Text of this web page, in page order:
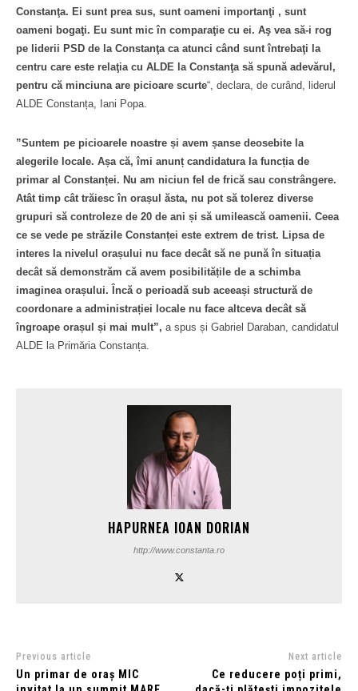
Constanţa. Ei sunt prea sus, sunt oameni importanţi , sunt
oameni bogaţi. Eu sunt mic în comparaţie cu ei. Aş vea să-i rog
pe liderii PSD de la Constanţa ca atunci când sunt întrebaţi la
centru care este relaţia cu ALDE la Constanţa să spună adevărul,
pentru că minciuna are picioare scurte“, declara, de curând, liderul
ALDE Constanța, Iani Popa.
”Suntem pe picioarele noastre și avem șanse deosebite la
alegerile locale. Așa că, îmi anunț candidatura la funcția de
primar al Constanței. Nu am niciun fel de frică sau constrângere.
Atât timp cât trăiesc în orașul ăsta, nu pot să tolerez diverse
grupuri să controleze de 20 de ani și să umilească oamenii. Ceea
ce se vede pe străzile Constanței este extrem de trist. Lipsa de
interes la nivelul orașului nu face decât să ne pună în situația
decât să demonstrăm că avem posibilitățile de a schimba
imaginea orașului. Încă o perioadă sub aceeași structură de
coordonare a administrației locale nu face altceva decât să
îngroape orașul și mai mult”, a spus și Gabriel Daraban, candidatul
ALDE la Primăria Constanța.
HAPURNEA IOAN DORIAN
http://www.constanta.ro
Previous article
Un primar de oraș MIC
Next article
Ce reducere poți primi,